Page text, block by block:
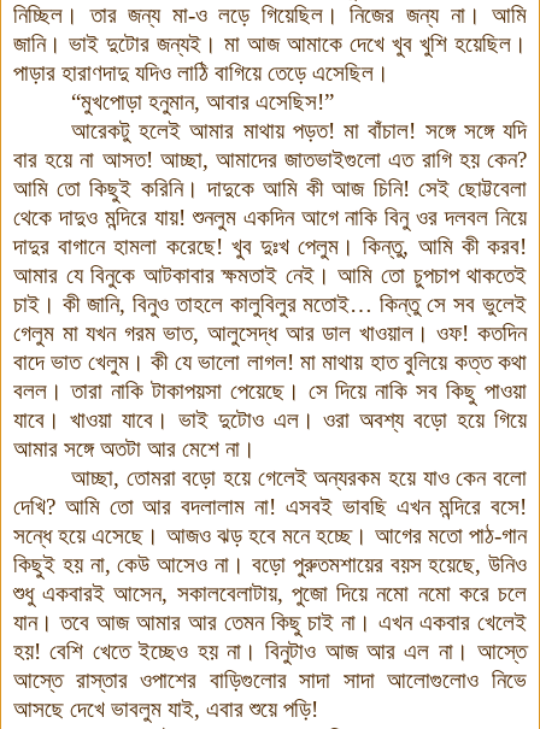
নিচ্ছিল । তার জন্য মা-ও লড়ে গিয়েছিল। নিজের জন্য না।
আমি
জানি। ভাই দুটোর জন্যই । মা আজ আমাকে দেখে খুব খুশি হয়েছিল ।
পাড়ার হারাণদাদু যদিও লাঠি বাগিয়ে তেড়ে এসেছিল ।
“মুখপোড়া হনুমান, আবার এসেছিস!”
আরেকটু হলেই আমার মাথায় পড়ত!মা বাঁচাল! সঙ্গে সঙ্গে যদি
বার হয়ে না আসত! আচ্ছা,আমাদের জাতভাইগুলো এত রাগি হয় কেন?
আমি তো কিছুই করিনি। দাদুকে আমি কী আজ চিনি! সেই ছোট্টবেলা
থেকে দাদুও মন্দিরে যায়!শুনলুম একদিন আগে নাকি বিনু ওর দলবল নিয়ে
দাদুর বাগানে হামলা করেছে! খুব দুঃখ পেলুম । কিন্তু, আমি কী করব!
আমার যে বিনুকে আটকাবার ক্ষমতাই নেই। আমি তো চুপচাপ থাকতেই
চাই । কী জানি, বিনুও তাহলে কালুবিলুর মতোই…কিন্তু সে সব ভুলেই
গেলুম মা যখন গরম ভাত,আলুসেদ্ধ আর ডাল খাওয়াল। ওফ!কতদিন
বাদে ভাত খেলুম। কী যে ভালো লাগল! মা মাথায় হাত বুলিয়ে কত্ত কথা
বলল । তারা নাকি টাকাপয়সা পেয়েছে। সে দিয়ে নাকি সব কিছু পাওয়া
যাবে । খাওয়া যাবে। ভাই দুটোও এল। ওরা অবশ্য বড়ো হয়ে গিয়ে
আমার সঙ্গে অতটা আর মেশে না ।
আচ্ছা, তোমরা বড়ো হয়ে গেলেই অন্যরকম হয়ে যাও কেন বলো
দেখি? আমি তো আর বদলালাম না! এসবই ভাবছি এখন মন্দিরে বসে!
সন্ধে হয়ে এসেছে । আজও ঝড় হবে মনে হচ্ছে। আগের মতো পাঠ-গান
কিছুই হয় না,কেউ আসেও না । বড়ো পুরুতমশায়ের বয়স হয়েছে, উনিও
শুধু একবারই আসেন, সকালবেলাটায়, পুজো দিয়ে নমো নমো করে চলে
যান। তবে আজ আমার আর তেমন কিছু চাই না । এখন একবার খেলেই
হয়!বেশি খেতে ইচ্ছেও হয় না। বিনুটাও আজ আর এল না। আস্তে
আস্তে রাস্তার ওপাশের বাড়িগুলোর সাদা সাদা আলোগুলোও নিভে
আসছে দেখে ভাবলুম যাই, এবার শুয়ে পড়ি!